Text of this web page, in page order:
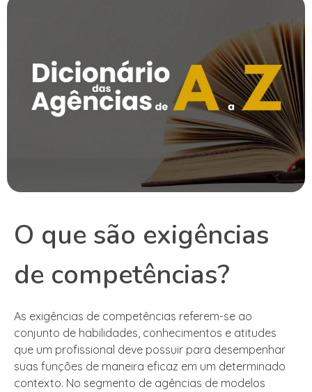
O que são exigências
de competências?
As exigências de competências referem-se ao
conjunto de habilidades, conhecimentos e atitudes
que um profissional deve possuir para desempenhar
suas funções de maneira eficaz em um determinado
contexto. No segmento de agências de modelos